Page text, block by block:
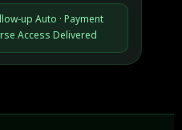
up Auto · Payment
Access Delivered